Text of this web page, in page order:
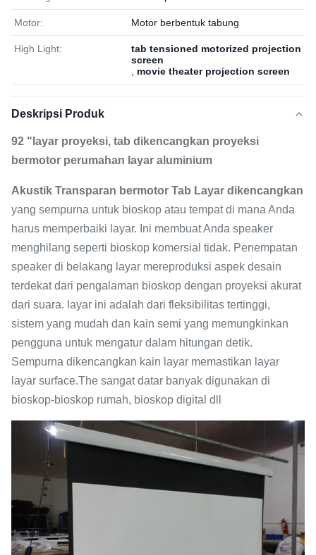
Motor: Motor berbentuk tabung
High Light:
tab tensioned motorized projection
screen
movie theater projection screen
Deskripsi Produk
92 "layar proyeksi, tab dikencangkan proyeksi
bermotor perumahan layar aluminium
Akustik Transparan bermotor Tab Layar dikencangkan
yang sempurna untuk bioskop atau tempat di mana Anda
harus memperbaiki layar. Ini membuat Anda speaker
menghilang seperti bioskop komersial tidak. Penempatan
speaker di belakang layar mereproduksi aspek desain
terdekat dari pengalaman bioskop dengan proyeksi akurat
dari suara. layar ini adalah dari fleksibilitas tertinggi,
sistem yang mudah dan kain semi yang memungkinkan
pengguna untuk mengatur dalam hitungan detik.
Sempurna dikencangkan kain layar memastikan layar
layar surface.The sangat datar banyak digunakan di
bioskop-bioskop rumah, bioskop digital dll